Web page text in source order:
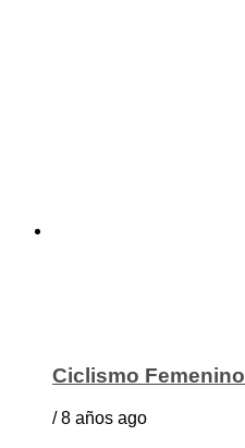
Ciclismo Femenino
/ 8 años ago